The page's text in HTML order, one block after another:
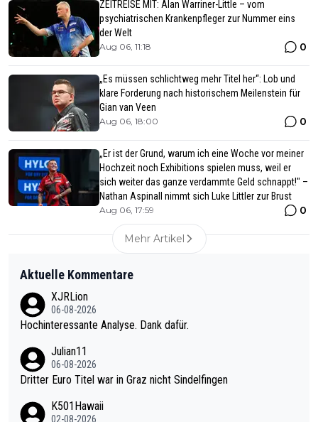
ZEITREISE MIT: Alan Warriner-Little – vom
psychiatrischen Krankenpfleger zur Nummer eins
der Welt
Aug 06, 11:18 0
„Es müssen schlichtweg mehr Titel her“: Lob und
klare Forderung nach historischem Meilenstein für
Gian van Veen
Aug 06, 18:00 0
„Er ist der Grund, warum ich eine Woche vor meiner
Hochzeit noch Exhibitions spielen muss, weil er
sich weiter das ganze verdammte Geld schnappt!" –
Nathan Aspinall nimmt sich Luke Littler zur Brust
Aug 06, 17:59 0
Mehr Artikel
Aktuelle Kommentare
XJRLion
06-08-2026
Hochinteressante Analyse. Dank dafür.
Julian11
06-08-2026
Dritter Euro Titel war in Graz nicht Sindelfingen
K501Hawaii
02-08-2026